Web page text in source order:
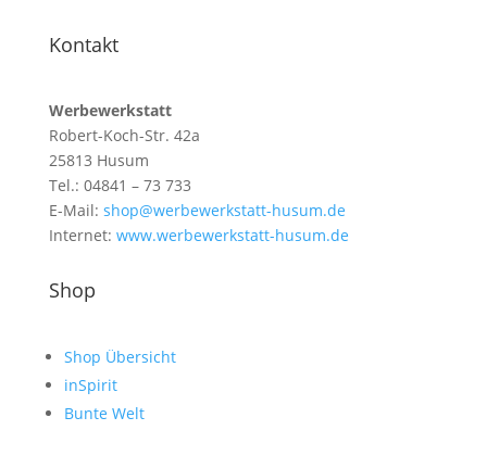
Kontakt
Werbewerkstatt
Robert-Koch-Str. 42a
25813 Husum
Tel.: 04841 – 73 733
E-Mail: shop@werbewerkstatt-husum.de
Internet: www.werbewerkstatt-husum.de
Shop
Shop Übersicht
inSpirit
Bunte Welt